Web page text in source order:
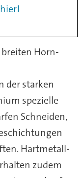
Horn-
der starken
spezielle
Schneiden,
Hartmetall-
zudem